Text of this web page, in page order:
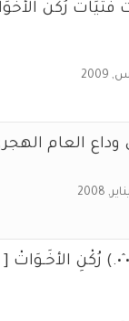
فَتَيَات رُكْن
العام
رُكْنِ الأخَـوَاتْ